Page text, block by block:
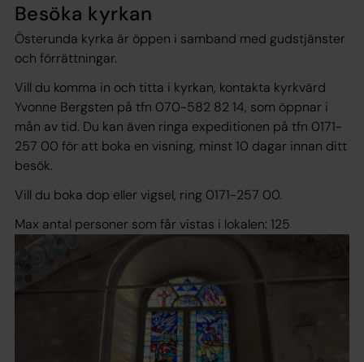
Besöka kyrkan
Österunda kyrka är öppen i samband med gudstjänster
och förrättningar.
Vill du komma in och titta i kyrkan, kontakta kyrkvärd
Yvonne Bergsten på tfn 070-582 82 14, som öppnar i
mån av tid. Du kan även ringa expeditionen på tfn 0171-
257 00 för att boka en visning, minst 10 dagar innan ditt
besök.
Vill du boka dop eller vigsel, ring 0171-257 00.
Max antal personer som får vistas i lokalen: 125